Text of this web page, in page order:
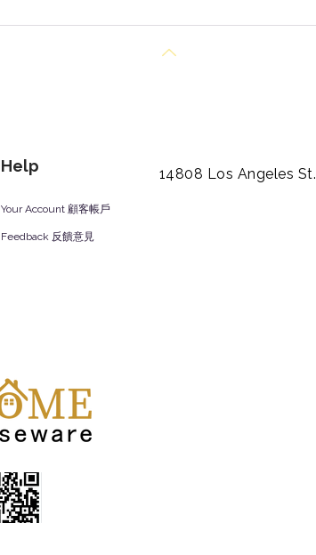
Help
Your Account 顧客帳戶
Feedback 反饋意見
14808 Los Angeles St.